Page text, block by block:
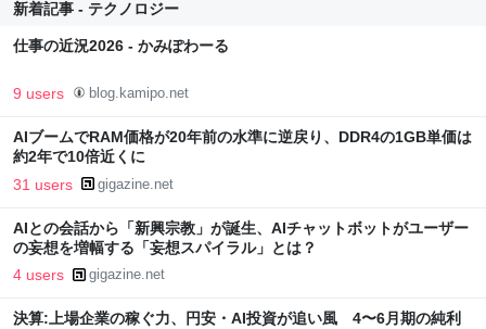
新着記事 - テクノロジー
仕事の近況2026 - かみぽわーる
9 users blog.kamipo.net
AIブームでRAM価格が20年前の水準に逆戻り、DDR4の1GB単価は
約2年で10倍近くに
31 users gigazine.net
AIとの会話から「新興宗教」が誕生、AIチャットボットがユーザー
の妄想を増幅する「妄想スパイラル」とは？
4 users gigazine.net
決算:上場企業の稼ぐ力、円安・AI投資が追い風 4〜6月期の純利